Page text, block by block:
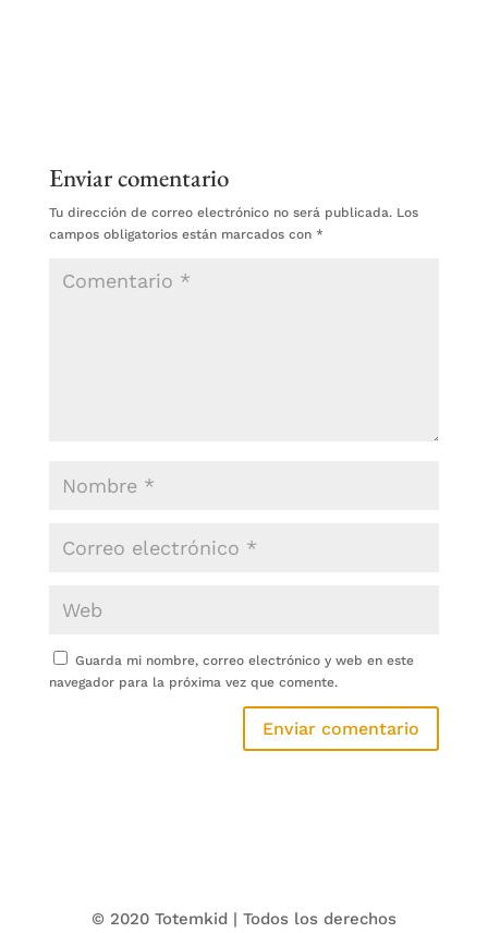
Enviar comentario
Tu dirección de correo electrónico no será publicada. Los
campos obligatorios están marcados con *
Guarda mi nombre, correo electrónico y web en este
navegador para la próxima vez que comente.
© 2020 Totemkid | Todos los derechos